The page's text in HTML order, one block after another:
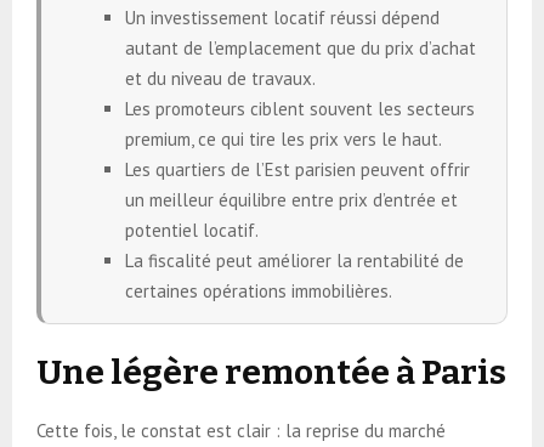
Un investissement locatif réussi dépend
autant de l’emplacement que du prix d’achat
et du niveau de travaux.
Les promoteurs ciblent souvent les secteurs
premium, ce qui tire les prix vers le haut.
Les quartiers de l’Est parisien peuvent offrir
un meilleur équilibre entre prix d’entrée et
potentiel locatif.
La fiscalité peut améliorer la rentabilité de
certaines opérations immobilières.
Une légère remontée à Paris
Cette fois, le constat est clair : la reprise du marché